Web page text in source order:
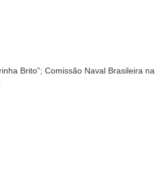
Brito”; Comissão Naval Brasileira